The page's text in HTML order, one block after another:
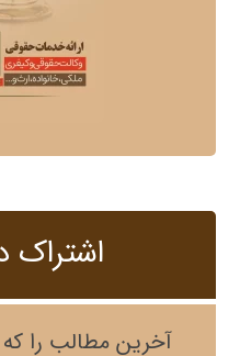
اشتراک
آخرین مطالب را که